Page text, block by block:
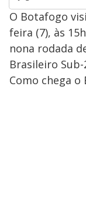
O Botafogo
feira (7), às
nona rodada
Brasileiro Sub-
Como chega o